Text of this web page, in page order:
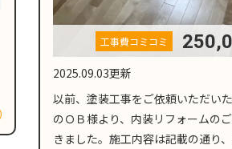
工事費コミコミ
2025.08.23更新
長野市安茂里小市のお客様からホ
お問い合わせをいただき、現地調
宅のダイニングキッチンの天井と